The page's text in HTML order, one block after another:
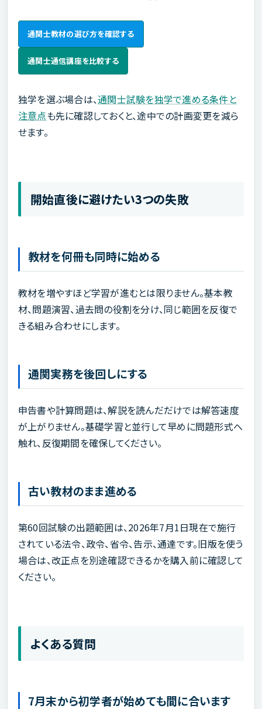
通関士教材の選び方を確認する
通関士通信講座を比較する
独学を選ぶ場合は、通関士試験を独学で進める条件と
注意点も先に確認しておくと、途中での計画変更を減ら
せます。
開始直後に避けたい3つの失敗
教材を何冊も同時に始める
教材を増やすほど学習が進むとは限りません。基本教
材、問題演習、過去問の役割を分け、同じ範囲を反復で
きる組み合わせにします。
通関実務を後回しにする
申告書や計算問題は、解説を読んだだけでは解答速度
が上がりません。基礎学習と並行して早めに問題形式へ
触れ、反復期間を確保してください。
古い教材のまま進める
第60回試験の出題範囲は、2026年7月1日現在で施行
されている法令、政令、省令、告示、通達です。旧版を使う
場合は、改正点を別途確認できるかを購入前に確認して
ください。
よくある質問
7月末から初学者が始めても間に合います